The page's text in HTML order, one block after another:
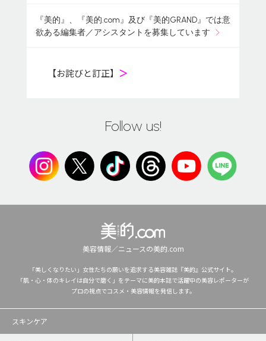
『美的』、『美的.com』及び『美的GRAND』では意
欲ある編集者／アシスタントを募集しています
【お詫びと訂正】 ＞
Follow us!
美容情報／ニュースの美的.com
「美しくなりたい」女性たちの願いを追求する美容雑誌『美的』公式サイト。
「肌・心・体のキレイは自分で磨く」をテーマに美的本誌で活躍中の美容レポーターが
プロの視点でコスメ・美容情報を発信します。
スキンケア